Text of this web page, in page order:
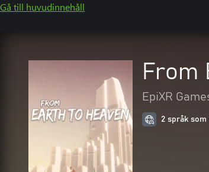
Gå till huvudinnehåll
From
EpiXR
2 språk som